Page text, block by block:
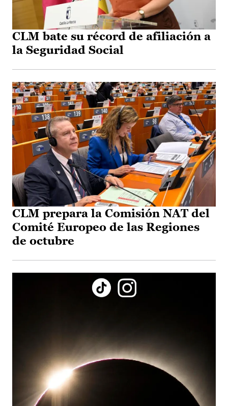
CLM bate su récord de afiliación a
la Seguridad Social
CLM prepara la Comisión NAT del
Comité Europeo de las Regiones
de octubre